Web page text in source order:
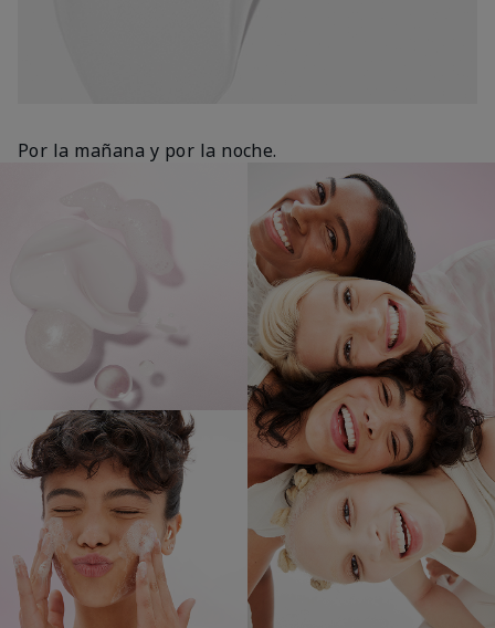
Por la mañana y por la noche.